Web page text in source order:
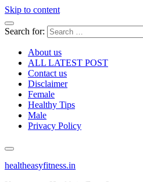
Skip to content
Search for:
About us
ALL LATEST POST
Contact us
Disclaimer
Female
Healthy Tips
Male
Privacy Policy
healtheasyfitness.in